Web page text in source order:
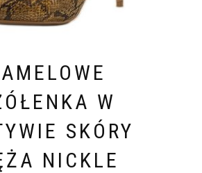
W
SKÓRY
NICKLE